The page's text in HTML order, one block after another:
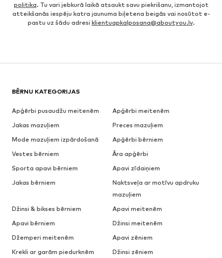
politika. Tu vari jebkurā laikā atsaukt savu piekrišanu, izmantojot
atteikšanās iespēju katra jaunuma biļetena beigās vai nosūtot e-
pastu uz šādu adresi klientuapkalposana@aboutyou.lv.
BĒRNU KATEGORIJAS
Apģērbi pusaudžu meitenēm
Apģērbi meitenēm
Jakas mazuļiem
Preces mazuļiem
Mode mazuļiem izpārdošanā
Apģērbi bērniem
Vestes bērniem
Āra apģērbi
Sporta apavi bērniem
Apavi zīdaiņiem
Jakas bērniem
Naktsveļa ar motīvu apdruku
mazuļiem
Džinsi & bikses bērniem
Apavi meitenēm
Apavi bērniem
Džinsi meitenēm
Džemperi meitenēm
Apavi zēniem
Krekli ar garām piedurknēm
Džinsi zēniem